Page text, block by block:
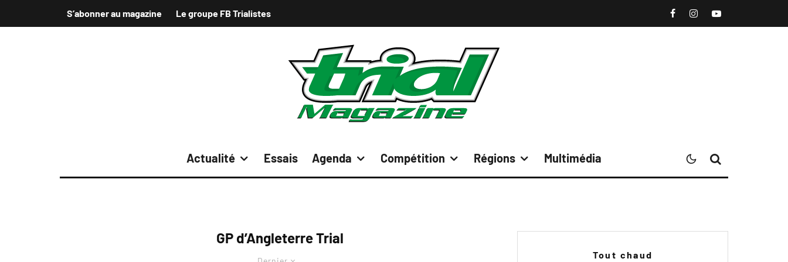
S’abonner au magazine Le groupe FB Trialistes
Actualité Essais Agenda Compétition Régions Multimédia
GP d’Angleterre Trial
Tout chaud